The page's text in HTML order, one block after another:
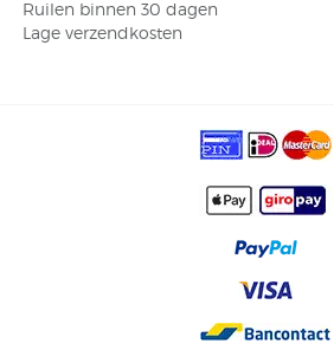
​ Ruilen binnen 30 dagen
​ Lage verzendkosten